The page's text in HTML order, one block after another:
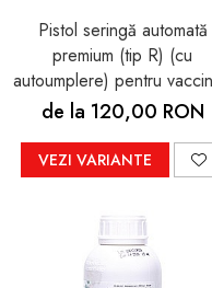
Pistol seringă automată
premium (tip R) (cu
autoumplere) pentru
capacitate 0,2 ml - 2 ml +
BONUSURI set garnituri de
schimb şi recipient 100ml
vaccinuri
de la 120,00 RON
VEZI VARIANTE